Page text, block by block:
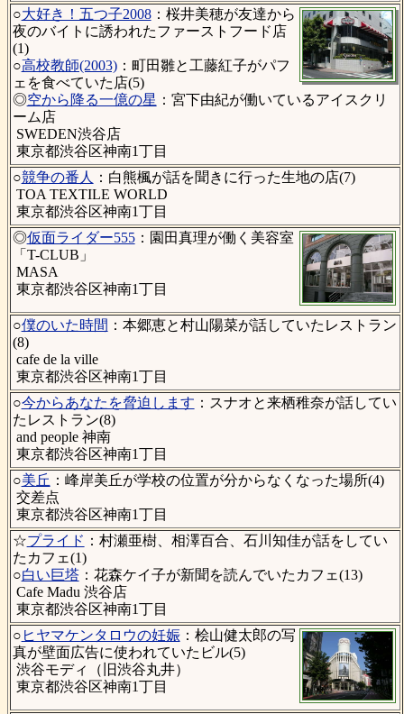
○大好き！五つ子2008：桜井美穂が友達から
夜のバイトに誘われたファーストフード店
(1)
○高校教師(2003)：町田雛と工藤紅子がパフ
ェを食べていた店(5)
◎空から降る一億の星 ：宮下由紀が働いているアイスクリ
ーム店
SWEDEN渋谷店
東京都渋谷区神南1丁目
○競争の番人
：白熊楓が話を聞きに行った生地の店(7)
TOA TEXTILE WORLD
東京都渋谷区神南1丁目
◎仮面ライダー555：園田真理が働く美容室
「T-CLUB」
MASA
東京都渋谷区神南1丁目
○僕のいた時間 ：本郷恵と村山陽菜が話していたレストラン
(8)
cafe de la ville
東京都渋谷区神南1丁目
○今からあなたを脅迫します ：スナオと来栖稚奈が話してい
たレストラン(8)
and people 神南
東京都渋谷区神南1丁目
○美丘 ：峰岸美丘が学校の位置が分からなくなった場所(4)
交差点
東京都渋谷区神南1丁目
☆プライド ：村瀬亜樹、相澤百合、石川知佳が話をしてい
たカフェ(1)
○白い巨塔：花森ケイ子が新聞を読んでいたカフェ(13)
Cafe Madu 渋谷店
東京都渋谷区神南1丁目
○ ヒヤマケンタロウの妊娠：桧山健太郎の写
真が壁面広告に使われていたビル(5)
渋谷モディ（旧渋谷丸井）
東京都渋谷区神南1丁目